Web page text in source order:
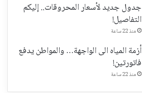
جدول جديد لأسعار المحروقات.. إليكم
التفاصيل!
منذ 22 ساعة
أزمة المياه الى الواجهة… والمواطن يدفع
فاتورتين!
منذ 22 ساعة